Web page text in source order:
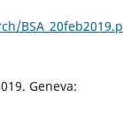
Geneva: